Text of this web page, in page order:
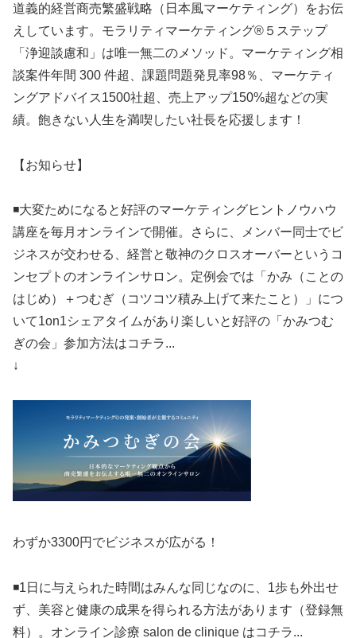
道義的経営商売繁盛戦略（日本風マーケティング）をお伝
えしています。モラリティマーケティング®️５ステップ
「浄迎談慮和」は唯一無二のメソッド。マーケティング相
談案件年間 300 件超、課題問題発見率98％、マーケティ
ングアドバイス1500社超、売上アップ150%超などの実
績。飽きない人生を満喫したい社長を応援します！
【お知らせ】
◾️大変ためになると好評のマーケティングヒントノウハウ
講座を毎月オンラインで開催。さらに、メンバー同士でビ
ジネスが交わせる、経営と敬神のクロスオーバーというコ
ンセプトのオンラインサロン。定例会では「かみ（ことの
はじめ）＋つむぎ（コツコツ積み上げて来たこと）」につ
いて1on1シェアタイムがあり楽しいと好評の「かみつむ
ぎの会」参加方法はコチラ...
↓
わずか3300円でビジネスが広がる！
◾️1日に与えられた時間はみんな同じなのに、1歩も外出せ
ず、美容と健康の成果を得られる方法があります（登録無
料）。オンライン診療 salon de clinique はコチラ...